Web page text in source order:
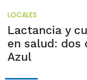
LOCALES
Lactancia y
en salud: dos
Azul